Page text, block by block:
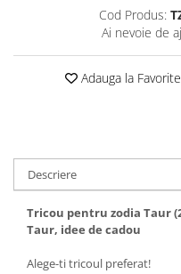
Tricouri biciclisti downhill
Tricouri skateboard
Cod Produs:
Ai nevoie de
Adauga la Favorite
Descriere
Tricou pentru zodia Taur
Taur, idee de cadou
Alege-ti tricoul preferat!